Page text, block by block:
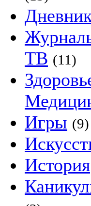
ТВ (11)
Игры (9)
История